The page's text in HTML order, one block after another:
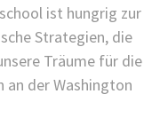
ist hungrig zur
Strategien, die
Träume für die
an der Washington